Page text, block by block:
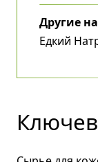
Другие
Едкий